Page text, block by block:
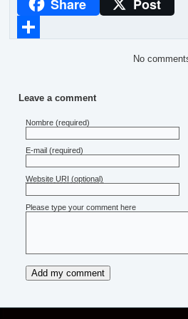
WhatsAppShare Post
No
Leave a comment
Nombre (required)
E-mail (required)
Website URI (optional)
Please type your comment here